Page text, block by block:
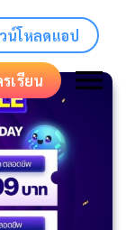
น์โหลดแอป
เรียน